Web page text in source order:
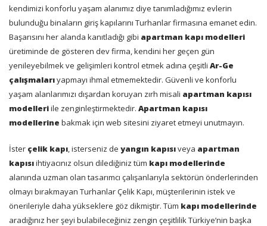
kendimizi konforlu yaşam alanımız diye tanımladığımız evlerin
bulunduğu binaların giriş kapılarını Turhanlar firmasına emanet edin.
Başarısını her alanda kanıtladığı gibi apartman kapı modelleri
üretiminde de gösteren dev firma, kendini her geçen gün
yenileyebilmek ve gelişimleri kontrol etmek adına çeşitli Ar-Ge
çalışmalarıyapmayı ihmal etmemektedir. Güvenli ve konforlu
yaşam alanlarımızı dışardan koruyan zırh misali apartman kapısı
modelleriile zenginleştirmektedir. Apartman kapısı
modellerine bakmak için web sitesini ziyaret etmeyi unutmayın.
İster çelik kapı, isterseniz de yangın kapısıveya apartman
kapısıihtiyacınız olsun dilediğiniz tüm kapı modellerinde
alanında uzman olan tasarımcı çalışanlarıyla sektörün önderlerinden
olmayı bırakmayan Turhanlar Çelik Kapı, müşterilerinin istek ve
önerileriyle daha yükseklere göz dikmiştir. Tüm kapı modellerinde
aradığınız her şeyi bulabileceğiniz zengin çeşitlilik Türkiye’nin başka